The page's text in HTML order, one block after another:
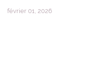
février 01, 2026